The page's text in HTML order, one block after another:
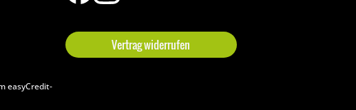
easyCredit-
Vertrag widerrufen